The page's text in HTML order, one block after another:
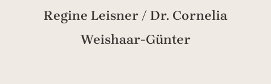
Regine Leisner / Dr. Cornelia
Weishaar-Günter